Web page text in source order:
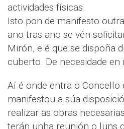
actividades físicas.
Isto pon de manifesto
ano tras ano se vén
Mirón, e é que se dispoña
cuberto. De necesidade en
Aí é onde entra o Concello
manifestou a súa
realizar as obras
terán unha reunión o luns